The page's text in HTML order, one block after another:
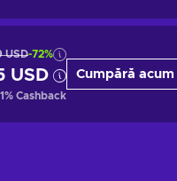
USD-72%
USD
% Cashback
Cumpără acum